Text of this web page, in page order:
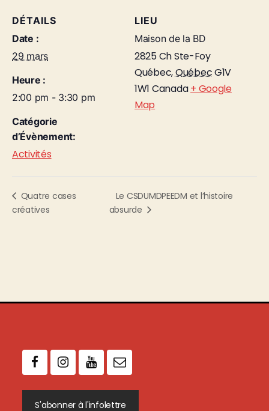
DÉTAILS
Date :
29 mars
Heure :
2:00 pm - 3:30 pm
Catégorie
d’Évènement:
Activités
LIEU
Maison de la BD
2825 Ch Ste-Foy
Québec,QuébecG1V
1W1 Canada + Google
Map
Quatre cases
créatives
Le CSDUMDPEEDM et l’histoire
absurde
S'abonner à l'infolettre